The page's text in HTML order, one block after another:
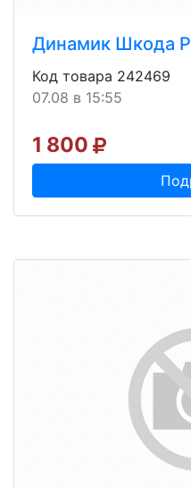
Динамик Шкода
Код товара 242469
07.08 в 15:55
1 800